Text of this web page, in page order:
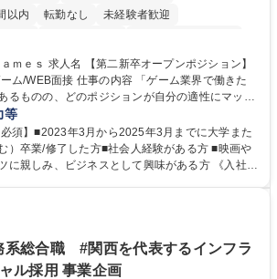
以内
転勤なし
未経験者歓迎
み 服装自由 昼食補助あり
第二新卒歓迎
プンポジション】
容 「ゲーム業界で働きた
るものの、どのポジションが自分の適性にマッチ
す！ 総合職（プランナー/データ
職（開発エンジニ ア/インフラエンジニアな
イナー/イラストレ ーターなど）等から、面接で
たポジションをご案内いたします。ゲームやエン
卒オープンポジショ
ゲーム/WEB面接
等
須】■2023年3月から2025年3月までに大学また
）卒業/修了した方■社会人経験がある方 ■映画や
しみ、ビジネスとして興味がある方 《入社実
系総合職 #関西を代表するインフラ
ル採用 事業企画